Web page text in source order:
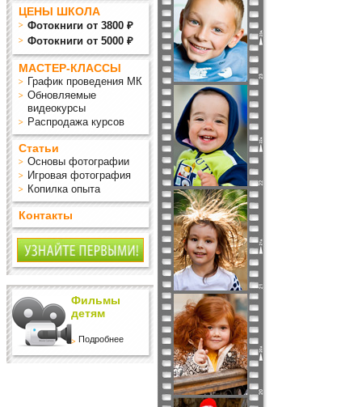
ЦЕНЫ ШКОЛА
Фотокниги от 3800 ₽
Фотокниги от 5000 ₽
МАСТЕР-КЛАССЫ
График проведения МК
Обновляемые
видеокурсы
Распродажа курсов
Статьи
Основы фотографии
Игровая фотография
Копилка опыта
Контакты
Фильмы
детям
Подробнее